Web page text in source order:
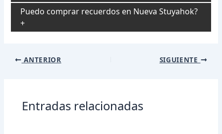
Puedo comprar recuerdos en Nueva Stuyahok?
Navegación
ANTERIOR SIGUIENTE
Entradas relacionadas